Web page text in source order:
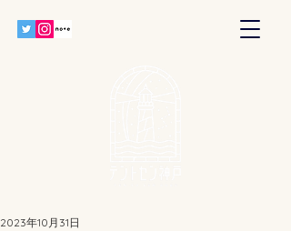
2023年10月31日